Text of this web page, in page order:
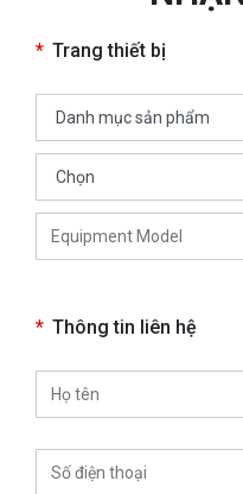
* Trang thiết bị
* Thông tin liên hệ